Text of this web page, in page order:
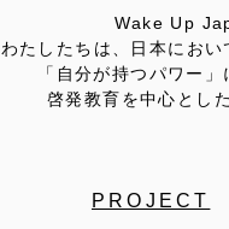
Wake Up
わたしたちは、日本にお
「自分が持つパワー
啓発教育を中心とし
PROJECT